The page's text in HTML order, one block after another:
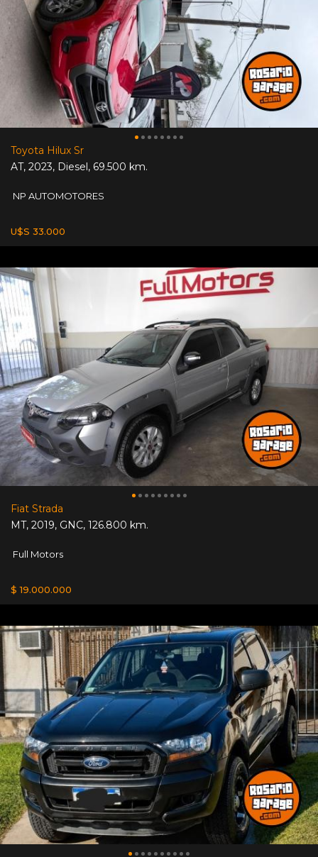
Toyota Hilux Sr
AT, 2023, Diesel, 69.500 km.
NP AUTOMOTORES
U$S 33.000
Fiat Strada
MT, 2019, GNC, 126.800 km.
Full Motors
$ 19.000.000